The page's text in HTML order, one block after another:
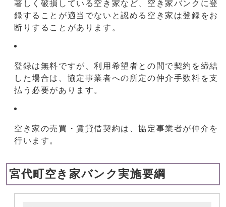
著しく破損している空き家など、空き家バンクに登
録することが適当でないと認める空き家は登録をお
断りすることがあります。
登録は無料ですが、利用希望者との間で契約を締結
した場合は、協定事業者への所定の仲介手数料を支
払う必要があります。
空き家の売買・賃貸借契約は、協定事業者が仲介を
行います。
宮代町空き家バンク実施要綱